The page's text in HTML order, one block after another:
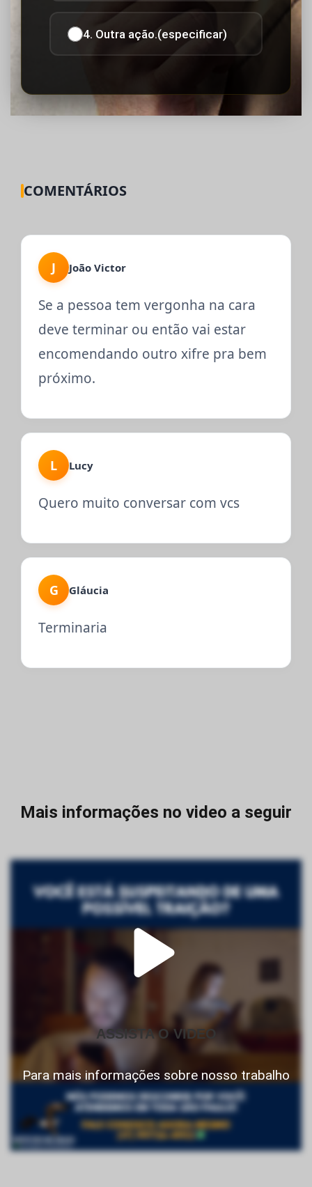
4. Outra ação.(especificar)
COMENTÁRIOS
J João Victor
Se a pessoa tem vergonha na cara
deve terminar ou então vai estar
encomendando outro xifre pra bem
próximo.
L Lucy
Quero muito conversar com vcs
G Gláucia
Terminaria
Mais informações no video a seguir
ASSISTA O VIDEO
Para mais informações sobre nosso trabalho